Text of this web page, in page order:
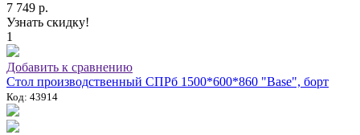
7 749 р.
Узнать скидку!
1
Добавить к сравнению
Стол производственный СПРб 1500*600*860 "Base", борт
Код: 43914